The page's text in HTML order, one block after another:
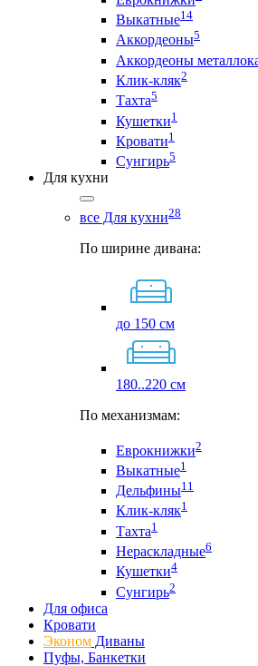
Выкатные14
Аккордеоны5
Аккордеоны
Клик-кляк2
Тахта5
Кушетки1
Кровати1
Сунгирь5
Для кухни
все Для кухни28
По ширине дивана:
до 150 см
180..220 см
По механизмам:
Еврокнижки2
Выкатные1
Дельфины11
Клик-кляк1
Тахта1
Нераскладные6
Кушетки4
Сунгирь2
Для офиса
Кровати
Эконом Диваны
Пуфы, Банкетки